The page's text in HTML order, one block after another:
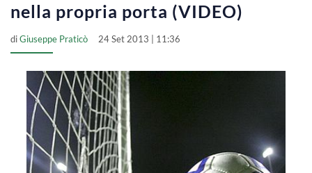
nella propria porta (VIDEO)
diGiuseppe Praticò 24 Set 2013 | 11:36